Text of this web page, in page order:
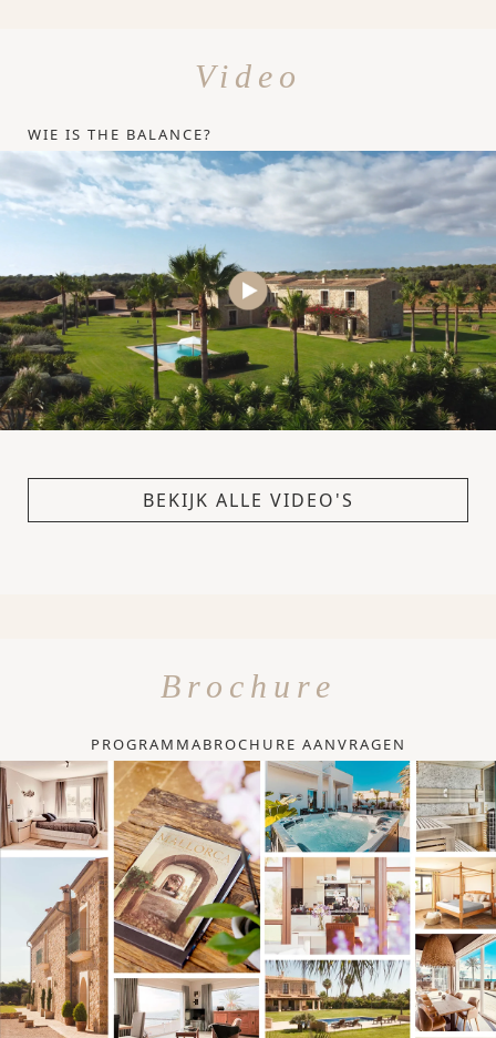
Video
WIE IS THE BALANCE?
BEKIJK ALLE VIDEO'S
Brochure
PROGRAMMABROCHURE AANVRAGEN